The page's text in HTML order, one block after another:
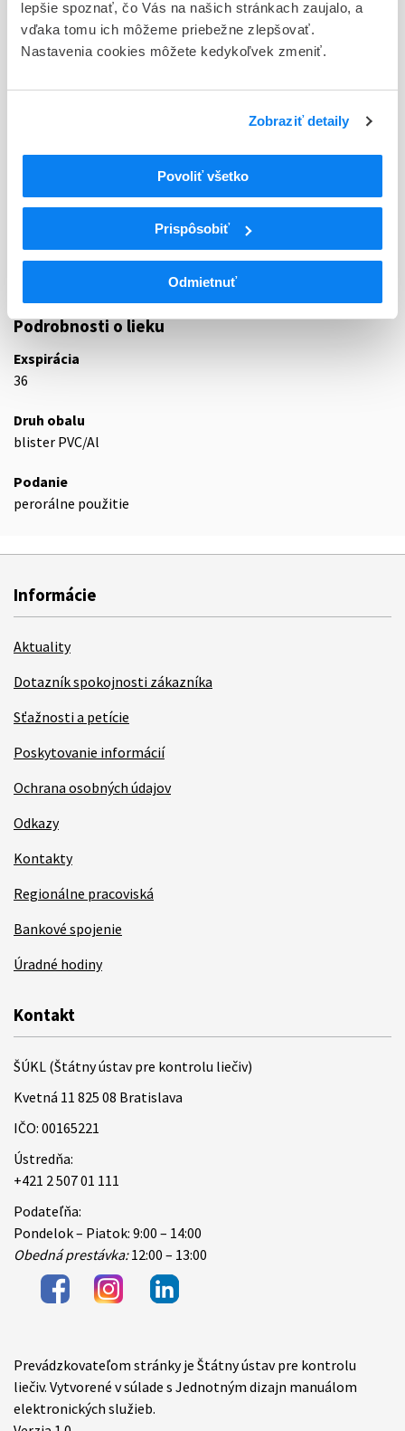
lepšie spoznať, čo Vás na našich stránkach zaujalo, a
vďaka tomu ich môžeme priebežne zlepšovať.
Nastavenia cookies môžete kedykoľvek zmeniť.
Zobraziť detaily
Povoliť všetko
Prispôsobiť
Odmietnuť
Držiteľ, krajina
Zentiva, k.s., Česká republika
Indikačná skupina
ATC
Respiračný systém
R05
Expektoranciá s výnimkou kombinácií s
antitusikami
R05CA
Expektoranciá
Guajfenezín
Podrobnosti o lieku
Exspirácia
36
Druh obalu
blister PVC/Al
Podanie
perorálne použitie
Informácie
Aktuality
Dotazník spokojnosti zákazníka
Sťažnosti a petície
Poskytovanie informácií
Ochrana osobných údajov
Odkazy
Kontakty
Regionálne pracoviská
Bankové spojenie
Úradné hodiny
Kontakt
ŠÚKL (Štátny ústav pre kontrolu liečiv)
Kvetná 11 825 08 Bratislava
IČO: 00165221
Ústredňa:
+421 2 507 01 111
Podateľňa:
Pondelok – Piatok: 9:00 – 14:00
Obedná prestávka:12:00 – 13:00
Items
Prevádzkovateľom stránky je Štátny ústav pre kontrolu
liečiv. Vytvorené v súlade s Jednotným dizajn manuálom
elektronických služieb.